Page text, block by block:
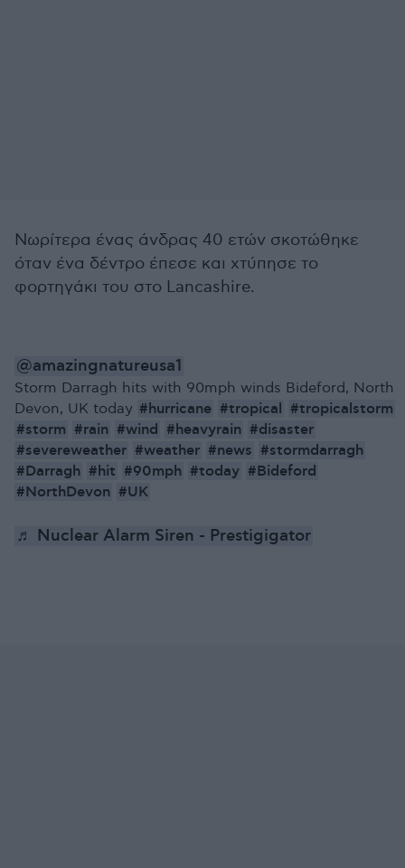
Νωρίτερα ένας άνδρας 40 ετών σκοτώθηκε
όταν ένα δέντρο έπεσε και χτύπησε το
φορτηγάκι του στο Lancashire.
@amazingnatureusa1
Storm Darragh hits with 90mph winds Bideford, North
Devon, UK today #hurricane #tropical #tropicalstorm
#storm #rain #wind #heavyrain #disaster
#severeweather #weather #news #stormdarragh
#Darragh #hit #90mph #today #Bideford
#NorthDevon #UK
♬ Nuclear Alarm Siren - Prestigigator